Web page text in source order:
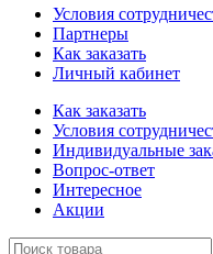
Условия
Партнеры
Как заказать
Личный кабинет
Как заказать
Условия
Индивидуальные
Вопрос-ответ
Интересное
Акции